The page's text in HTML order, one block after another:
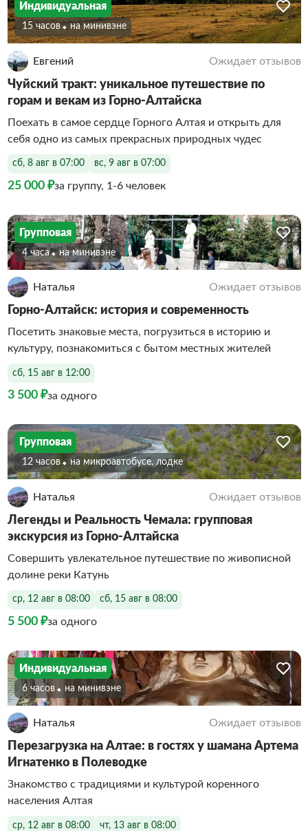
Индивидуальная
15 часов На минивэне
Евгений Ожидает отзывов
Чуйский тракт: уникальное путешествие по
горам и векам из Горно-Алтайска
Поехать в самое сердце Горного Алтая и открыть для
себя одно из самых прекрасных природных чудес
сб, 8 авг в 07:00 вс, 9 авг в 07:00
25 000 ₽за группу, 1-6 человек
Групповая
4 часа На минивэне
Наталья Ожидает отзывов
Горно-Алтайск: история и современность
Посетить знаковые места, погрузиться в историю и
культуру, познакомиться с бытом местных жителей
сб, 15 авг в 12:00
3 500 ₽за одного
Групповая
12 часов На микроавтобусе, лодке
Наталья Ожидает отзывов
Легенды и Реальность Чемала: групповая
экскурсия из Горно-Алтайска
Совершить увлекательное путешествие по живописной
долине реки Катунь
ср, 12 авг в 08:00 сб, 15 авг в 08:00
5 500 ₽за одного
Индивидуальная
6 часов На минивэне
Наталья Ожидает отзывов
Перезагрузка на Алтае: в гостях у шамана Артема
Игнатенко в Полеводке
Знакомство с традициями и культурой коренного
населения Алтая
ср, 12 авг в 08:00 чт, 13 авг в 08:00